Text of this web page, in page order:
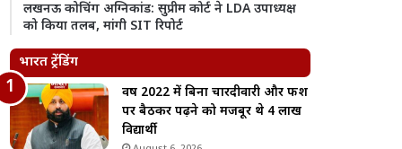
लखनऊ कोचिंग अग्निकांड: सुप्रीम कोर्ट ने LDA उपाध्यक्ष
को किया तलब, मांगी SIT रिपोर्ट
भारत ट्रेंडिंग
वर्ष 2022 में बिना चारदीवारी और फर्श
पर बैठकर पढ़ने को मजबूर थे 4 लाख
विद्यार्थी